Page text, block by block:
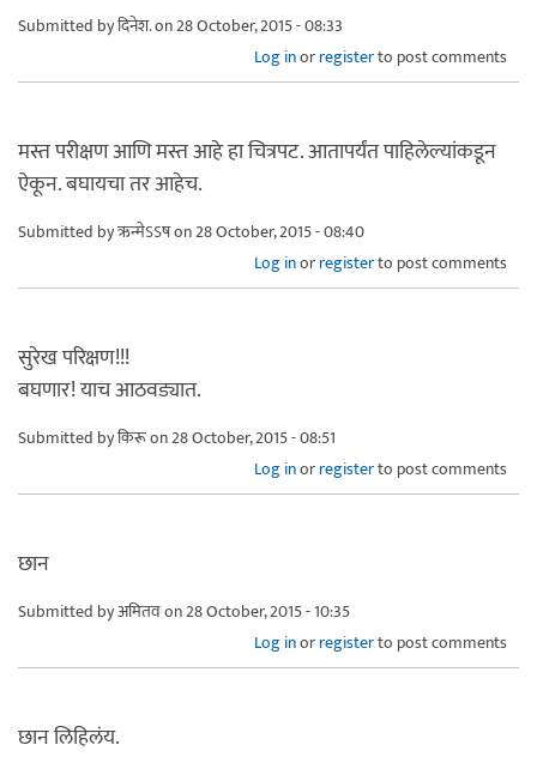
Submitted byदिनेश.on 28 October, 2015 - 08:33
Log inorregisterto post comments
मस्त परीक्षण आणि मस्त आहे हा चित्रपट. आतापर्यंत पाहिलेल्यांकडून
ऐकून. बघायचा तर आहेच.
Submitted byऋन्मेऽऽषon 28 October, 2015 - 08:40
Log inorregisterto post comments
सुरेख परिक्षण!!!
बघणार! याच आठवड्यात.
Submitted byकिरूon 28 October, 2015 - 08:51
Log inorregisterto post comments
छान
Submitted byअमितवon 28 October, 2015 - 10:35
Log inorregisterto post comments
छान लिहिलंय.